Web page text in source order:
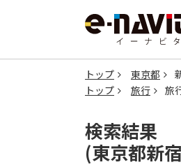
トップ 東京都
トップ
旅行 旅
検索結果
(東京都新